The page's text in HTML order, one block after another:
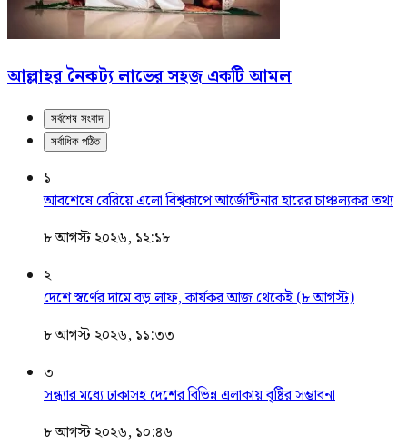
আল্লাহর নৈকট্য লাভের সহজ একটি আমল
সর্বশেষ সংবাদ
সর্বাধিক পঠিত
১
আবশেষে বেরিয়ে এলো বিশ্বকাপে আর্জেন্টিনার হারের চাঞ্চল্যকর তথ্য
৮ আগস্ট ২০২৬, ১২:১৮
২
দেশে স্বর্ণের দামে বড় লাফ, কার্যকর আজ থেকেই (৮ আগস্ট)
৮ আগস্ট ২০২৬, ১১:৩৩
৩
সন্ধ্যার মধ্যে ঢাকাসহ দেশের বিভিন্ন এলাকায় বৃষ্টির সম্ভাবনা
৮ আগস্ট ২০২৬, ১০:৪৬